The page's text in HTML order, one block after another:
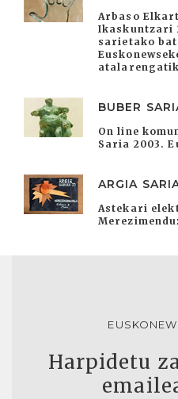
Arbaso
Ikaskuntzari
sarietako
BUBER
On line
Saria 2003.
ARGIA
Astekari
Harpidetu